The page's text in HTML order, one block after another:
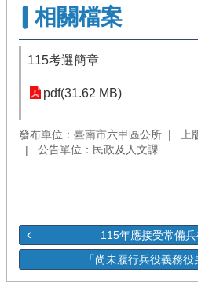
相關檔案
115考選簡章
pdf(31.62 MB)
發布單位：臺南市六甲區公所
公告單位：民政及人文課
115年應接受常備
「尚未履行兵役義務